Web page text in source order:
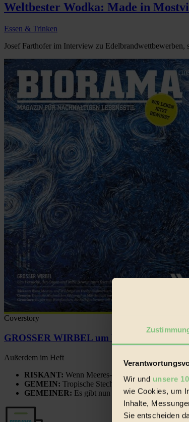
Wir und unsere
wie Cookies, um
Inhalte,
Sie entscheiden
Weltbester Wodka: Made in
Essen & Trinken
Josef Farthofer im Interview zu
Coverstory
GROSSER WIRBEL um Versuche, den
Außerdem im Heft
RISKANT: Wenn Meeres- und Wildvögel im
GEMEIN: Tropische Stechmücken fühlen sich in
GEMEINER: Es gibt nun Weinflaschen, die